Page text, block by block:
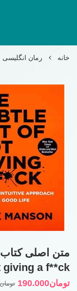
خانه رمان انگلیسی
متن اصلی
giving a f**ck
تومان تومان190.000